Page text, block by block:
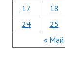
« Май
17
18
24
25